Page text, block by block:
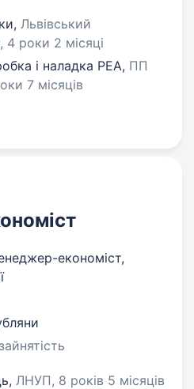
Львівський
4 роки 2 місяці
і наладка РЕА, ПП
7 місяців
економіст,
ЛНУП, 8 років 5 місяців